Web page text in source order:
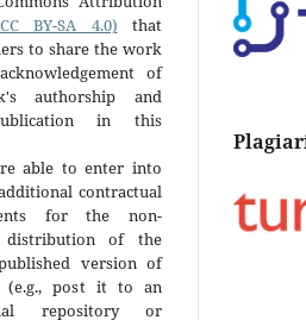
BY-SA 4.0) that
to share the work
of
authorship and
in this
able to enter into
contractual
for the non-
distribution of the
version of
(e.g., post it to an
repository or